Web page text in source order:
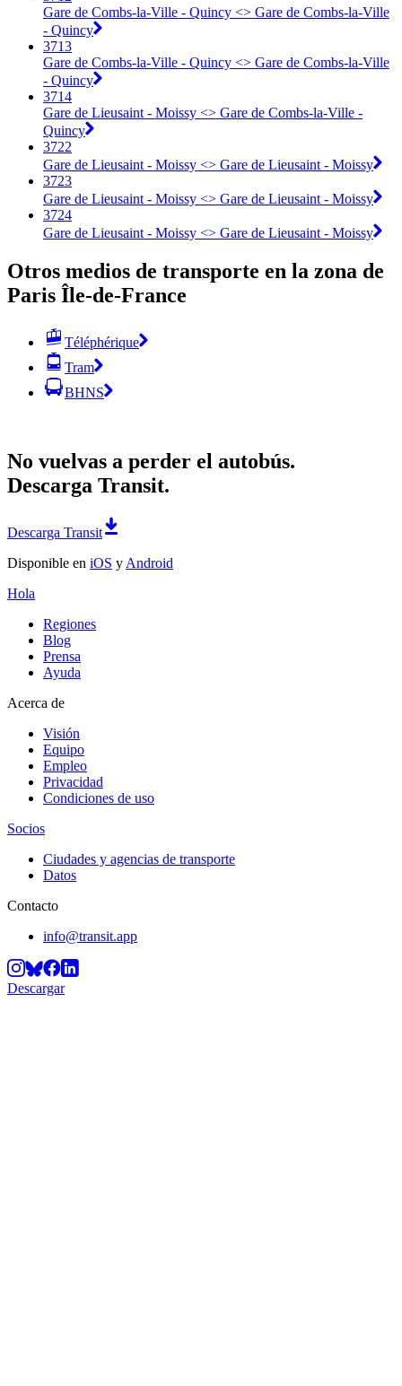
Gare de Combs-la-Ville - Quincy <> Gare de Combs-la-Ville
- Quincy
3713
Gare de Combs-la-Ville - Quincy <> Gare de Combs-la-Ville
- Quincy
3714
Gare de Lieusaint - Moissy <> Gare de Combs-la-Ville -
Quincy
3722
Gare de Lieusaint - Moissy <> Gare de Lieusaint - Moissy
3723
Gare de Lieusaint - Moissy <> Gare de Lieusaint - Moissy
3724
Gare de Lieusaint - Moissy <> Gare de Lieusaint - Moissy
Otros medios de transporte en la zona de
Paris Île-de-France
Téléphérique
Tram
BHNS
No vuelvas a perder el autobús.
Descarga Transit.
Descarga Transit
Disponible en iOS y Android
Hola
Regiones
Blog
Prensa
Ayuda
Acerca de
Visión
Equipo
Empleo
Privacidad
Condiciones de uso
Socios
Ciudades y agencias de transporte
Datos
Contacto
info@transit.app
Descargar